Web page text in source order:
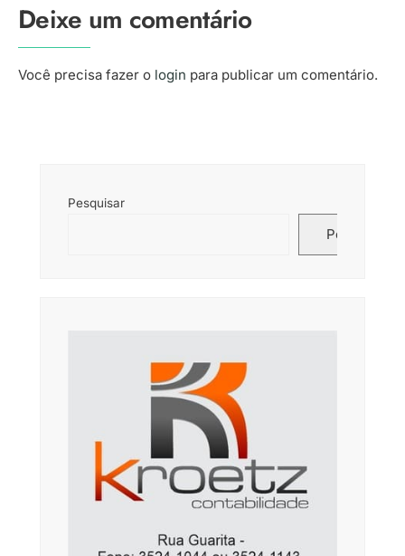
Deixe um comentário
Você precisa fazer o login para publicar um comentário.
Pesquisar
Pesquisar